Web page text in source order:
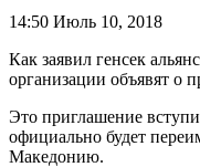
14:50 Июль 10, 2018
Как заявил генсек
организации объявят о
Это приглашение
официально будет
Македонию.